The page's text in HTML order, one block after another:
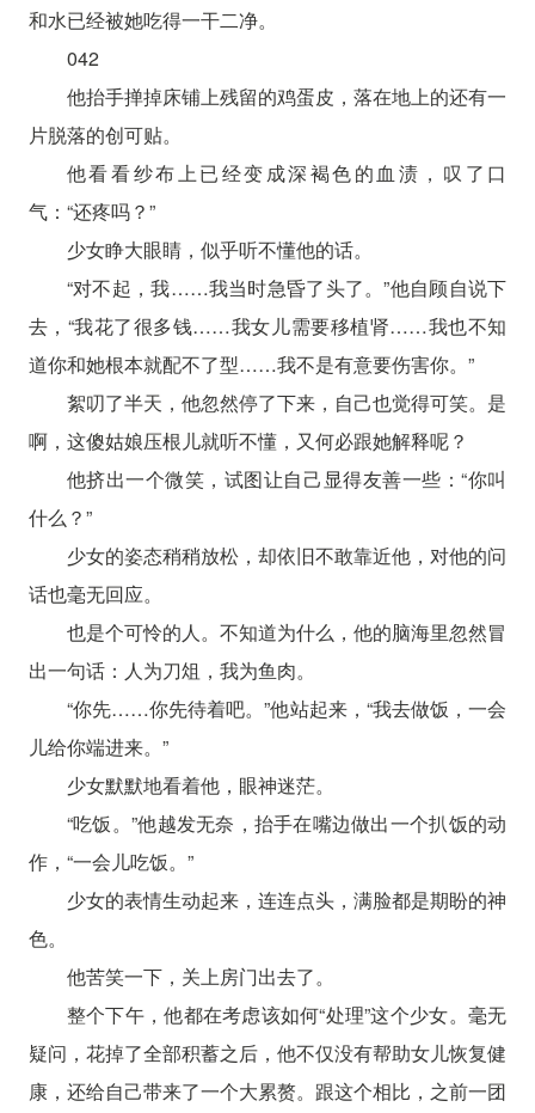
和水已经被她吃得一干二净。
042
他抬手掸掉床铺上残留的鸡蛋皮，落在地上的还有一
片脱落的创可贴。
他看看纱布上已经变成深褐色的血渍，叹了口
气：“还疼吗？”
少女睁大眼睛，似乎听不懂他的话。
“对不起，我……我当时急昏了头了。”他自顾自说下
去，“我花了很多钱……我女儿需要移植肾……我也不知
道你和她根本就配不了型……我不是有意要伤害你。”
絮叨了半天，他忽然停了下来，自己也觉得可笑。是
啊，这傻姑娘压根儿就听不懂，又何必跟她解释呢？
他挤出一个微笑，试图让自己显得友善一些：“你叫
什么？”
少女的姿态稍稍放松，却依旧不敢靠近他，对他的问
话也毫无回应。
也是个可怜的人。不知道为什么，他的脑海里忽然冒
出一句话：人为刀俎，我为鱼肉。
“你先……你先待着吧。”他站起来，“我去做饭，一会
儿给你端进来。”
少女默默地看着他，眼神迷茫。
“吃饭。”他越发无奈，抬手在嘴边做出一个扒饭的动
作，“一会儿吃饭。”
少女的表情生动起来，连连点头，满脸都是期盼的神
色。
他苦笑一下，关上房门出去了。
整个下午，他都在考虑该如何“处理”这个少女。毫无
疑问，花掉了全部积蓄之后，他不仅没有帮助女儿恢复健
康，还给自己带来了一个大累赘。跟这个相比，之前一团